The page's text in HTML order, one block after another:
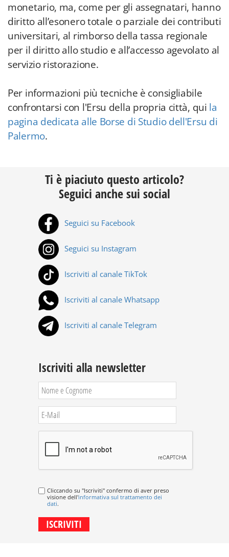
monetario, ma, come per gli assegnatari, hanno
diritto all’esonero totale o parziale dei contributi
universitari, al rimborso della tassa regionale
per il diritto allo studio e all’accesso agevolato al
servizio ristorazione.
Per informazioni più tecniche è consigliabile
confrontarsi con l'Ersu della propria città, qui la
pagina dedicata alle Borse di Studio dell'Ersu di
Palermo.
Ti è piaciuto questo articolo?
Seguici anche sui social
Seguici su Facebook
Seguici su Instagram
Iscriviti al canale TikTok
Iscriviti al canale Whatsapp
Iscriviti al canale Telegram
Iscriviti alla newsletter
Cliccando su "Iscriviti" confermo di aver preso
visione dell'informativa sul trattamento dei
dati.